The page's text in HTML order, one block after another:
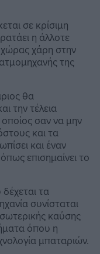
σε κρίσιμη
η άλλοτε
χώρας χάρη στην
της
θα
την τέλεια
σαν να μην
και τα
και έναν
επισημαίνει το
τα
συνίσταται
καύσης
όπου η
μπαταριών.